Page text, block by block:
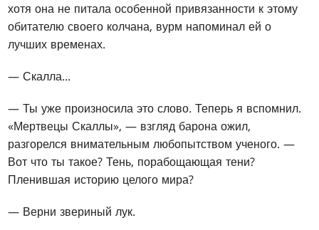
хотя она не питала особенной привязанности к этому
обитателю своего колчана, вурм напоминал ей о
лучших временах.
— Скалла...
— Ты уже произносила это слово. Теперь я вспомнил.
«Мертвецы Скаллы», — взгляд барона ожил,
разгорелся внимательным любопытством ученого. —
Вот что ты такое? Тень, порабощающая тени?
Пленившая историю целого мира?
— Верни звериный лук.